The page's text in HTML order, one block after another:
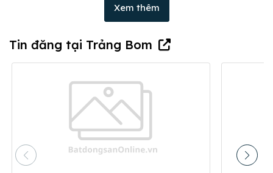
Xem thêm
Tin đăng tại Trảng Bom